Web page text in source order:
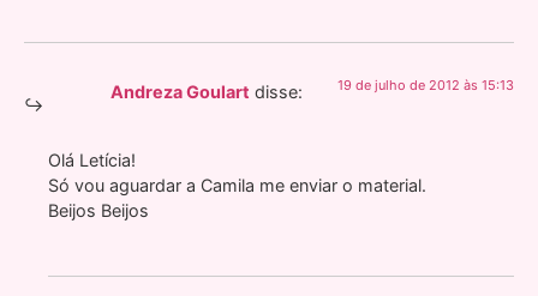
Andreza Goulart disse: 19 de julho de 2012 às 15:13
Olá Letícia!
Só vou aguardar a Camila me enviar o material.
Beijos Beijos